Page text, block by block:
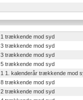
1 trækkende mod syd
3 trækkende mod syd
3 trækkende mod syd
5 trækkende mod syd
1 1. kalenderår trækkende mod
8 trækkende mod syd
2 trækkende mod syd